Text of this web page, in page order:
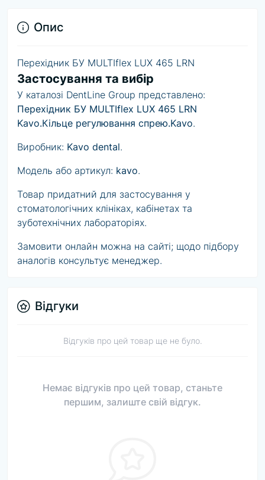
Опис
Перехідник БУ MULTIflex LUX 465 LRN
Застосування та вибір
У каталозі DentLine Group представлено:
Перехідник БУ MULTIflex LUX 465 LRN
Kavo.Кільце регулювання спрею.Kavo.
Виробник: Kavo dental.
Модель або артикул: kavo.
Товар придатний для застосування у
стоматологічних клініках, кабінетах та
зуботехнічних лабораторіях.
Замовити онлайн можна на сайті; щодо підбору
аналогів консультує менеджер.
Відгуки
Відгуків про цей товар ще не було.
Немає відгуків про цей товар, станьте
першим, залиште свій відгук.